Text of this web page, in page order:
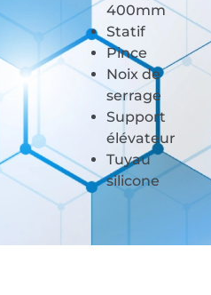
400mm
Statif
Pince
Noix de
serrage
Support
élévateur
Tuyau
silicone